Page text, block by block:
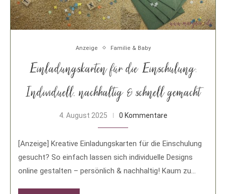
Anzeige Familie & Baby
Einladungskarten für die Einschulung:
Individuell, nachhaltig & schnell gemacht
4. August 2025 0 Kommentare
[Anzeige] Kreative Einladungskarten für die Einschulung
gesucht? So einfach lassen sich individuelle Designs
online gestalten – persönlich & nachhaltig! Kaum zu